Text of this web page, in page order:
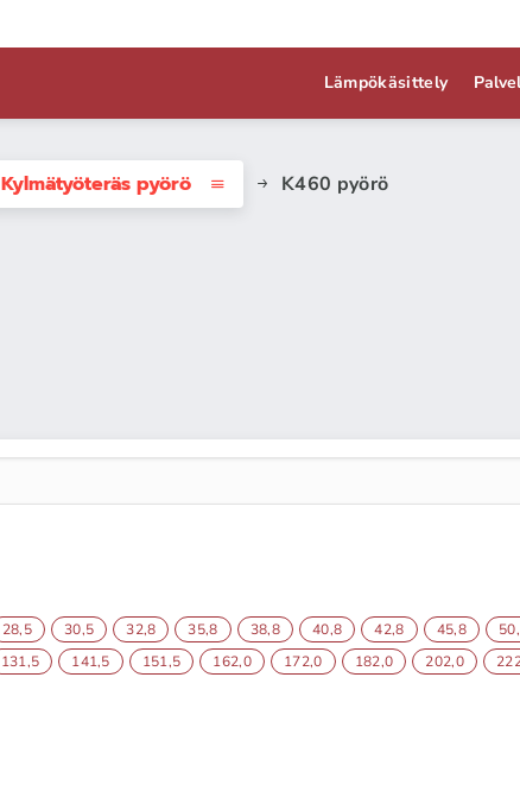
Lämpökäsittely
Kylmätyöteräs pyörö K460 pyörö
28,5 30,5 32,8 35,8 38,8 40,8 42,8 45,8
131,5 141,5 151,5 162,0 172,0 182,0 202,0